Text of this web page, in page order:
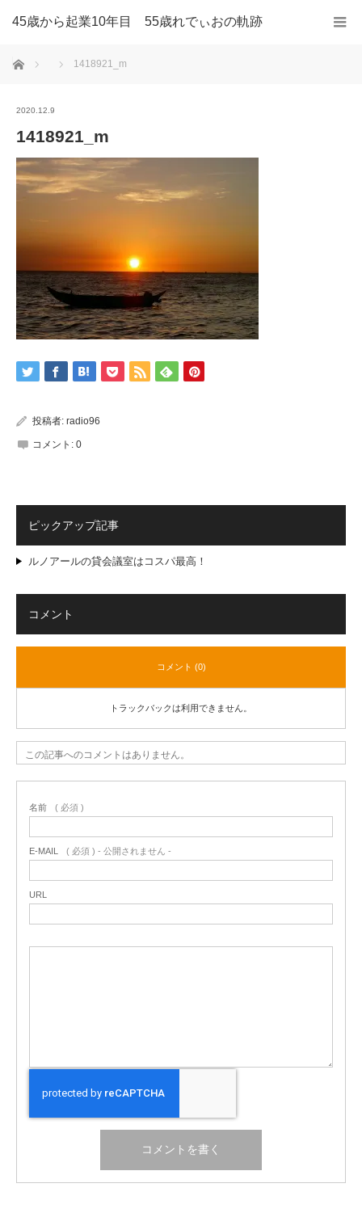
45歳から起業10年目 55歳れでぃおの軌跡
ホーム 1418921_m
2020.12.9
1418921_m
投稿者: radio96
コメント: 0
ピックアップ記事
ルノアールの貸会議室はコスパ最高！
コメント
コメント (0)
トラックバックは利用できません。
この記事へのコメントはありません。
名前 ( 必須 )
E-MAIL ( 必須 ) - 公開されません -
URL